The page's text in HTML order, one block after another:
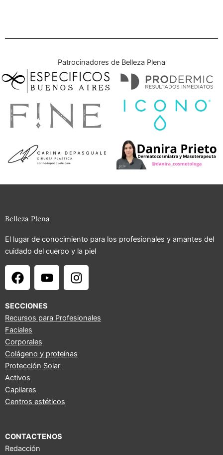
Patrocinadores de Belleza Plena
Belleza Plena
El lugar de conocimiento para los profesionales y amantes del
cuidado del cuerpo y la piel
F
a
e
b
o
o
k
Y
o
t
u
I
n
a
a
SECCIONES
Recursos para Profesionales
Faciales
Corporales
Colágeno y proteínas
Protección Solar
Activos
Capilares
Centros estéticos
CONTACTENOS
Redacción